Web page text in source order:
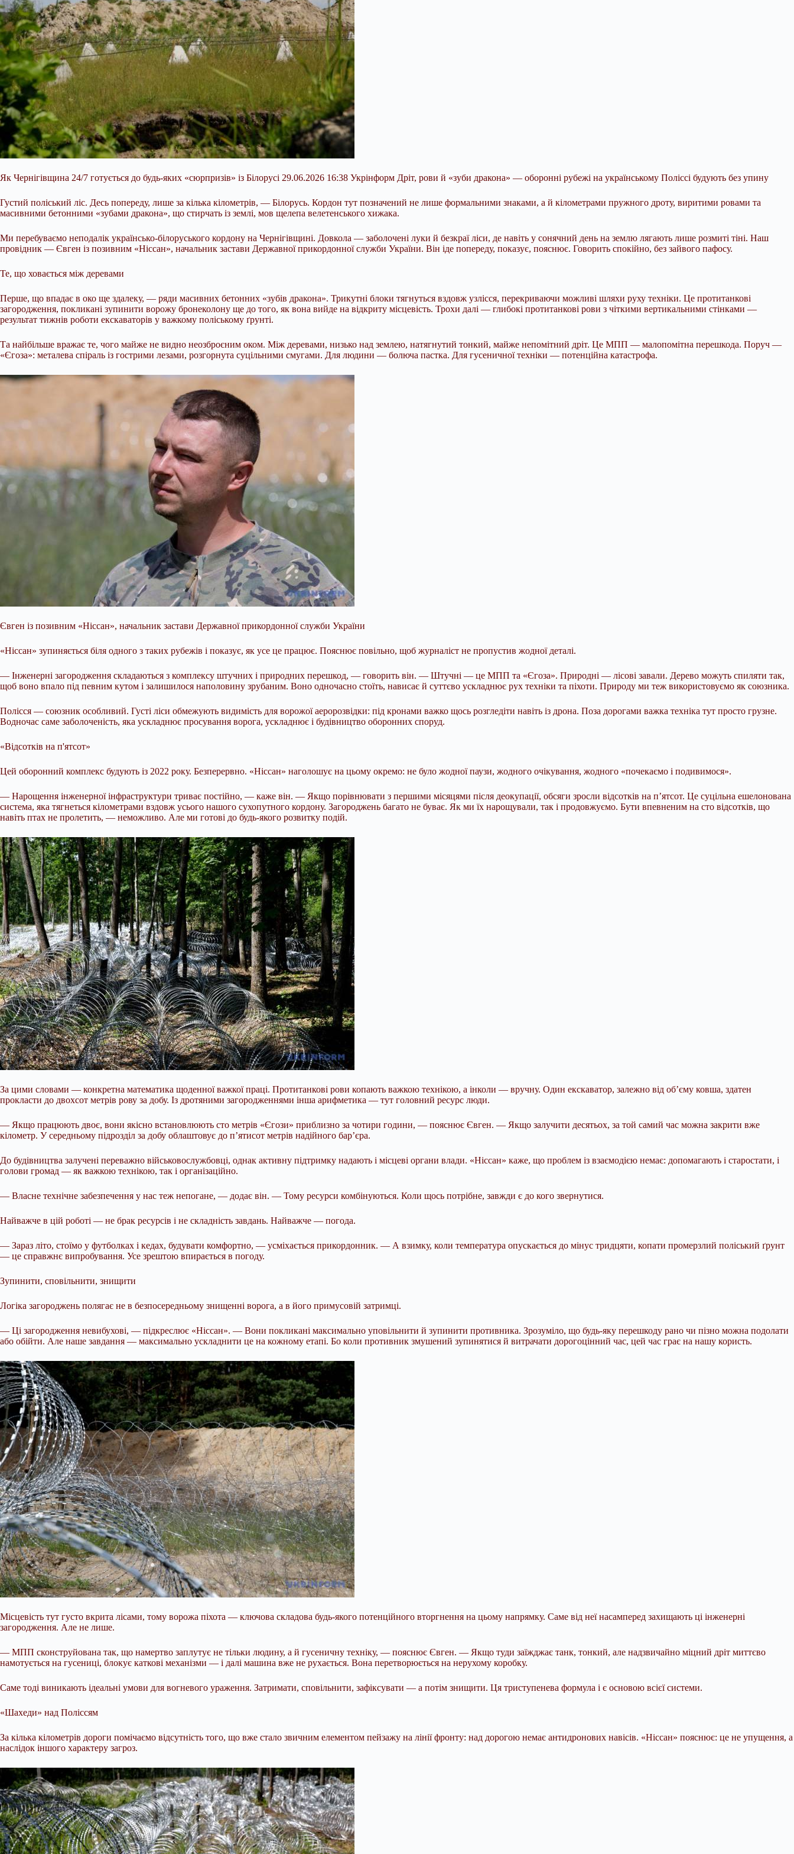
Як Чернігівщина 24/7 готується до будь-яких «сюрпризів» із Білорусі 29.06.2026 16:38 Укрінформ Дріт, рови й «зуби дракона» — оборонні рубежі на українському Поліссі будують без упину
Густий поліський ліс. Десь попереду, лише за кілька кілометрів, — Білорусь. Кордон тут позначений не лише формальними знаками, а й кілометрами пружного дроту, виритими ровами та
масивними бетонними «зубами дракона», що стирчать із землі, мов щелепа велетенського хижака.
Ми перебуваємо неподалік українсько-білоруського кордону на Чернігівщині. Довкола — заболочені луки й безкраї ліси, де навіть у сонячний день на землю лягають лише розмиті тіні. Наш
провідник — Євген із позивним «Ніссан», начальник застави Державної прикордонної служби України. Він іде попереду, показує, пояснює. Говорить спокійно, без зайвого пафосу.
Те, що ховається між деревами
Перше, що впадає в око ще здалеку, — ряди масивних бетонних «зубів дракона». Трикутні блоки тягнуться вздовж узлісся, перекриваючи можливі шляхи руху техніки. Це протитанкові
загородження, покликані зупинити ворожу бронеколону ще до того, як вона вийде на відкриту місцевість. Трохи далі — глибокі протитанкові рови з чіткими вертикальними стінками —
результат тижнів роботи екскаваторів у важкому поліському ґрунті.
Та найбільше вражає те, чого майже не видно неозброєним оком. Між деревами, низько над землею, натягнутий тонкий, майже непомітний дріт. Це МПП — малопомітна перешкода. Поруч —
«Єгоза»: металева спіраль із гострими лезами, розгорнута суцільними смугами. Для людини — болюча пастка. Для гусеничної техніки — потенційна катастрофа.
Євген із позивним «Ніссан», начальник застави Державної прикордонної служби України
«Ніссан» зупиняється біля одного з таких рубежів і показує, як усе це працює. Пояснює повільно, щоб журналіст не пропустив жодної деталі.
— Інженерні загородження складаються з комплексу штучних і природних перешкод, — говорить він. — Штучні — це МПП та «Єгоза». Природні — лісові завали. Дерево можуть спиляти так,
щоб воно впало під певним кутом і залишилося наполовину зрубаним. Воно одночасно стоїть, нависає й суттєво ускладнює рух техніки та піхоти. Природу ми теж використовуємо як союзника.
Полісся — союзник особливий. Густі ліси обмежують видимість для ворожої аеророзвідки: під кронами важко щось розгледіти навіть із дрона. Поза дорогами важка техніка тут просто грузне.
Водночас саме заболоченість, яка ускладнює просування ворога, ускладнює і будівництво оборонних споруд.
«Відсотків на п'ятсот»
Цей оборонний комплекс будують із 2022 року. Безперервно. «Ніссан» наголошує на цьому окремо: не було жодної паузи, жодного очікування, жодного «почекаємо і подивимося».
— Нарощення інженерної інфраструктури триває постійно, — каже він. — Якщо порівнювати з першими місяцями після деокупації, обсяги зросли відсотків на п’ятсот. Це суцільна ешелонована
система, яка тягнеться кілометрами вздовж усього нашого сухопутного кордону. Загороджень багато не буває. Як ми їх нарощували, так і продовжуємо. Бути впевненим на сто відсотків, що
навіть птах не пролетить, — неможливо. Але ми готові до будь-якого розвитку подій.
За цими словами — конкретна математика щоденної важкої праці. Протитанкові рови копають важкою технікою, а інколи — вручну. Один екскаватор, залежно від об’єму ковша, здатен
прокласти до двохсот метрів рову за добу. Із дротяними загородженнями інша арифметика — тут головний ресурс люди.
— Якщо працюють двоє, вони якісно встановлюють сто метрів «Єгози» приблизно за чотири години, — пояснює Євген. — Якщо залучити десятьох, за той самий час можна закрити вже
кілометр. У середньому підрозділ за добу облаштовує до п’ятисот метрів надійного бар’єра.
До будівництва залучені переважно військовослужбовці, однак активну підтримку надають і місцеві органи влади. «Ніссан» каже, що проблем із взаємодією немає: допомагають і старостати, і
голови громад — як важкою технікою, так і організаційно.
— Власне технічне забезпечення у нас теж непогане, — додає він. — Тому ресурси комбінуються. Коли щось потрібне, завжди є до кого звернутися.
Найважче в цій роботі — не брак ресурсів і не складність завдань. Найважче — погода.
— Зараз літо, стоїмо у футболках і кедах, будувати комфортно, — усміхається прикордонник. — А взимку, коли температура опускається до мінус тридцяти, копати промерзлий поліський ґрунт
— це справжнє випробування. Усе зрештою впирається в погоду.
Зупинити, сповільнити, знищити
Логіка загороджень полягає не в безпосередньому знищенні ворога, а в його примусовій затримці.
— Ці загородження невибухові, — підкреслює «Ніссан». — Вони покликані максимально уповільнити й зупинити противника. Зрозуміло, що будь-яку перешкоду рано чи пізно можна подолати
або обійти. Але наше завдання — максимально ускладнити це на кожному етапі. Бо коли противник змушений зупинятися й витрачати дорогоцінний час, цей час грає на нашу користь.
Місцевість тут густо вкрита лісами, тому ворожа піхота — ключова складова будь-якого потенційного вторгнення на цьому напрямку. Саме від неї насамперед захищають ці інженерні
загородження. Але не лише.
— МПП сконструйована так, що намертво заплутує не тільки людину, а й гусеничну техніку, — пояснює Євген. — Якщо туди заїжджає танк, тонкий, але надзвичайно міцний дріт миттєво
намотується на гусениці, блокує каткові механізми — і далі машина вже не рухається. Вона перетворюється на нерухому коробку.
Саме тоді виникають ідеальні умови для вогневого ураження. Затримати, сповільнити, зафіксувати — а потім знищити. Ця триступенева формула і є основою всієї системи.
«Шахеди» над Поліссям
За кілька кілометрів дороги помічаємо відсутність того, що вже стало звичним елементом пейзажу на лінії фронту: над дорогою немає антидронових навісів. «Ніссан» пояснює: це не упущення, а
наслідок іншого характеру загроз.